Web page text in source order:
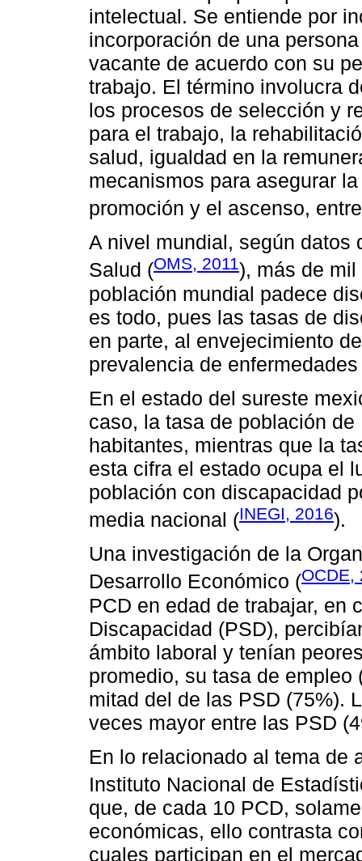
intelectual. Se entiende por
incorporación de una
vacante de acuerdo con su
trabajo. El término involucra
los procesos de selección y
para el trabajo, la
salud, igualdad en la
mecanismos para asegurar
promoción y el ascenso,
A nivel mundial, según datos
Salud (OMS, 2011), más de
población mundial padece
es todo, pues las tasas de
en parte, al envejecimiento
prevalencia de
En el estado del sureste
caso, la tasa de población
habitantes, mientras que la
esta cifra el estado ocupa el
población con discapacidad
media nacional (INEGI, 2016).
Una investigación de la
Desarrollo Económico (OCDE,
PCD en edad de trabajar, en
Discapacidad (PSD),
ámbito laboral y tenían
promedio, su tasa de
mitad del de las PSD (75%).
veces mayor entre las PSD
En lo relacionado al tema de
Instituto Nacional de
que, de cada 10 PCD,
económicas, ello contrasta
cuales participan en el